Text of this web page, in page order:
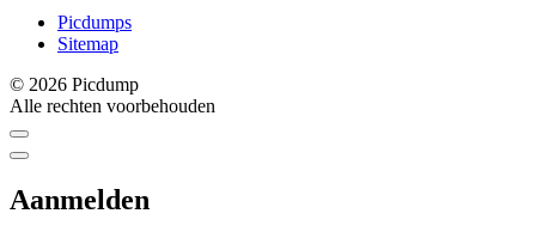
Picdumps
Sitemap
© 2026 Picdump
Alle rechten voorbehouden
Aanmelden